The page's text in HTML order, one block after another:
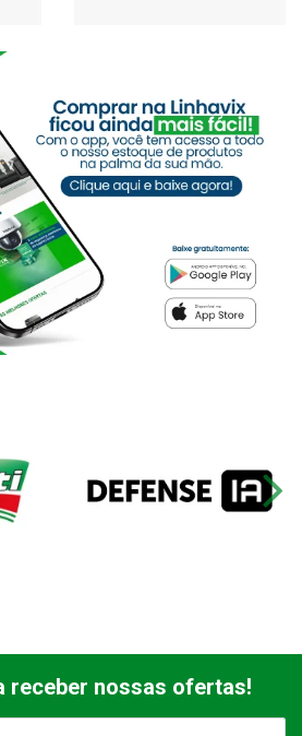
receber nossas ofertas!